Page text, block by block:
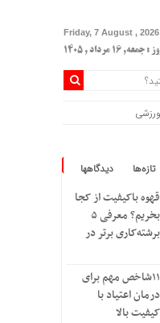
Friday, 7 August , 2026
جمعه, ۱۶ مرداد , ۱۴۰۵
تازه‌ها دیدگاهها
قهوه باکیفیت از کجا
بخریم؟ معرفی ۵
برشته‌کاری برتر در
۱۱شاخص مهم برای
درمان اعتیاد با
کیفیت بالا